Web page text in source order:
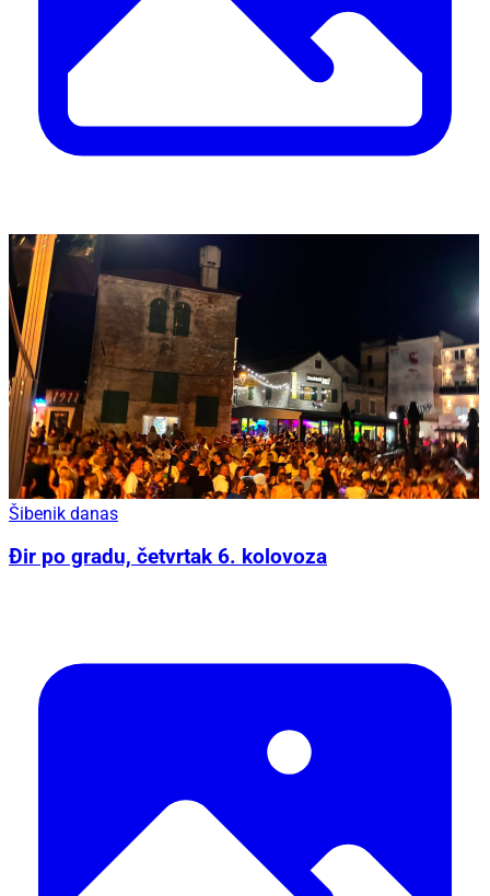
Šibenik danas
Đir po gradu, četvrtak 6. kolovoza